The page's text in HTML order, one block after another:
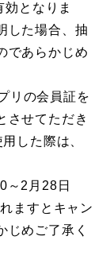
となりま
した場合、抽
であらかじめ
リの会員証を
させてただき
した際は、
～2月28日
ますとキャン
じめご了承く